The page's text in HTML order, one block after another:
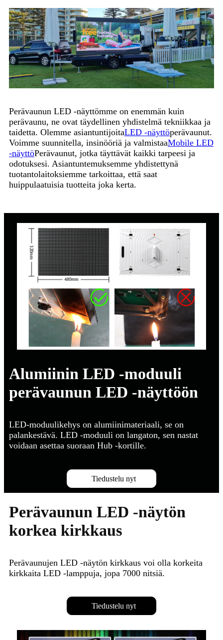
Perävaunun LED -näyttömme on enemmän kuin
perävaunu, ne ovat täydellinen yhdistelmä tekniikkaa ja
taidetta. Olemme asiantuntijoitaLED -näyttöperävaunut.
Voimme suunnitella, insinööriä ja valmistaaMobile LED
-näyttöPerävaunut, jotka täyttävät kaikki tarpeesi ja
odotuksesi. Asiantuntemuksemme yhdistettynä
tuotantolaitoksiemme tarkoittaa, että saat
huippulaatuisia tuotteita joka kerta.
Alumiinin LED -moduuli
perävaunun LED -näyttöön
LED-moduulikehys on alumiinimateriaali, se on
palankestävä. LED -moduuli on langaton, sen nastat
voidaan asettaa suoraan Hub -kortille.
Tiedustelu nyt
Perävaunun LED -näytön
korkea kirkkaus
Perävaunujen LED -näytön kirkkaus voi olla korkeita
kirkkaita LED -lamppuja, jopa 7000 nitsiä.
Tiedustelu nyt